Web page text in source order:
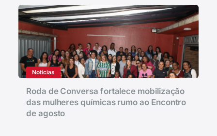
Notícias
Roda de Conversa fortalece mobilização
das mulheres químicas rumo ao Encontro
de agosto